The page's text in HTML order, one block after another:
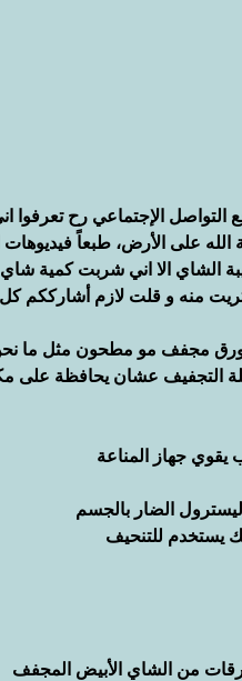
التواصل الإجتماعي رح
الله على الأرض، طبعاً
الشاي الا اني شربت كمية
منه و قلت لازم أشارككم كل
مجفف مو مطحون مثل ما نحن
عشان يحافظة على
جهاز المناعة
الضار بالجسم
يستخدم للتنحيف